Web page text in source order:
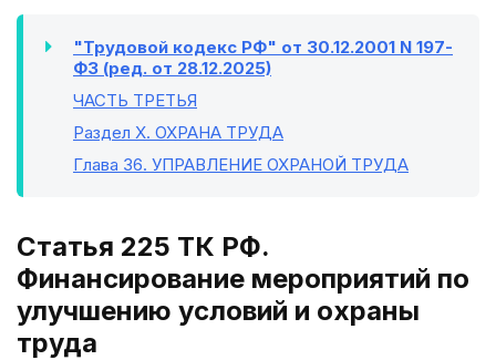
"Трудовой кодекс РФ" от 30.12.2001 N 197-
ФЗ (ред. от 28.12.2025)
ЧАСТЬ ТРЕТЬЯ
Раздел X. ОХРАНА ТРУДА
Глава 36. УПРАВЛЕНИЕ ОХРАНОЙ ТРУДА
Статья 225 ТК РФ.
Финансирование мероприятий по
улучшению условий и охраны
труда